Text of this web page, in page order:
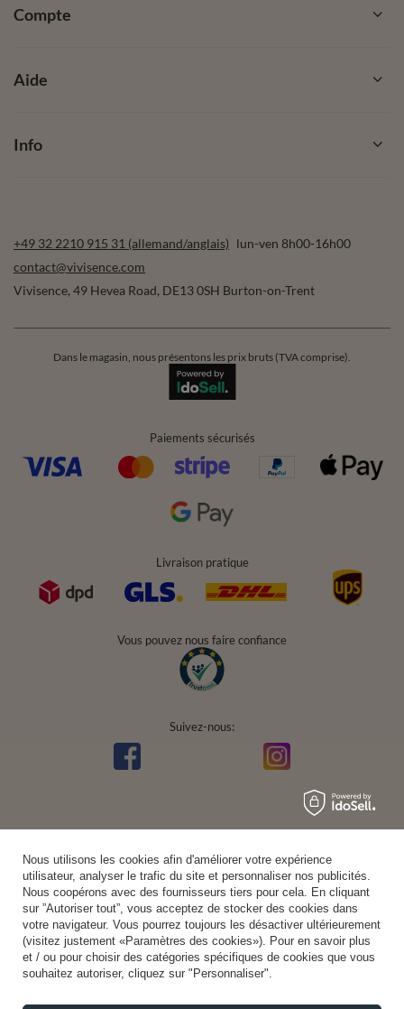
Compte
Aide
Info
+49 32 2210 915 31 (allemand/anglais) lun-ven 8h00-16h00
contact@vivisence.com
Vivisence, 49 Hevea Road, DE13 0SH Burton-on-Trent
Dans le magasin, nous présentons les prix bruts (TVA comprise).
Paiements sécurisés
Livraison pratique
Vous pouvez nous faire confiance
Suivez-nous:
Nous utilisons les cookies afin d'améliorer votre expérience
utilisateur, analyser le trafic du site et personnaliser nos publicités.
Nous coopérons avec des fournisseurs tiers pour cela. En cliquant
sur ”Autoriser tout”, vous acceptez de stocker des cookies dans
votre navigateur. Vous pourrez toujours les désactiver ultérieurement
(visitez justement «Paramètres des cookies»). Pour en savoir plus
et / ou pour choisir des catégories spécifiques de cookies que vous
souhaitez autoriser, cliquez sur "Personnaliser".